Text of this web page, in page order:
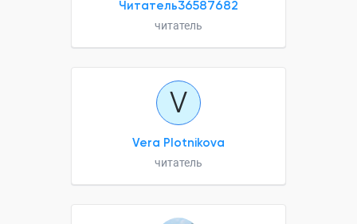
Читатель36587682
читатель
V
Vera Plotnikova
читатель